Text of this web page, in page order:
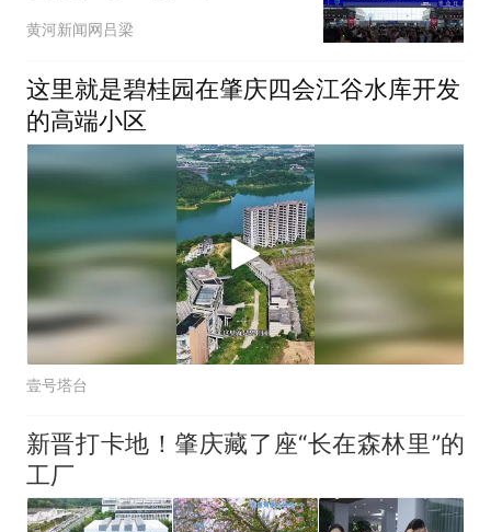
黄河新闻网吕梁
这里就是碧桂园在肇庆四会江谷水库开发
的高端小区
壹号塔台
新晋打卡地！肇庆藏了座“长在森林里”的
工厂